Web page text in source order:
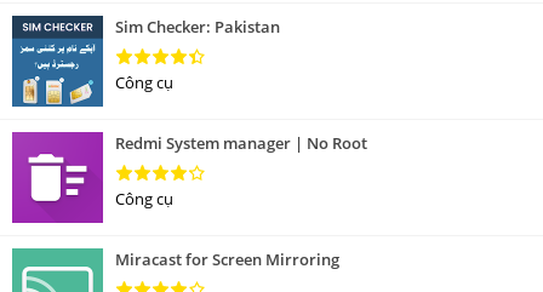
Sim Checker: Pakistan
Công cụ
Redmi System manager | No Root
Công cụ
Miracast for Screen Mirroring